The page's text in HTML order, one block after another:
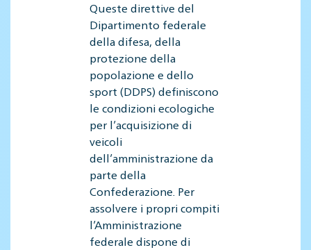
Queste direttive del
Dipartimento federale
della difesa, della
protezione della
popolazione e dello
sport (DDPS) definiscono
le condizioni ecologiche
per l’acquisizione di
veicoli
dell’amministrazione da
parte della
Confederazione. Per
assolvere i propri compiti
l’Amministrazione
federale dispone di